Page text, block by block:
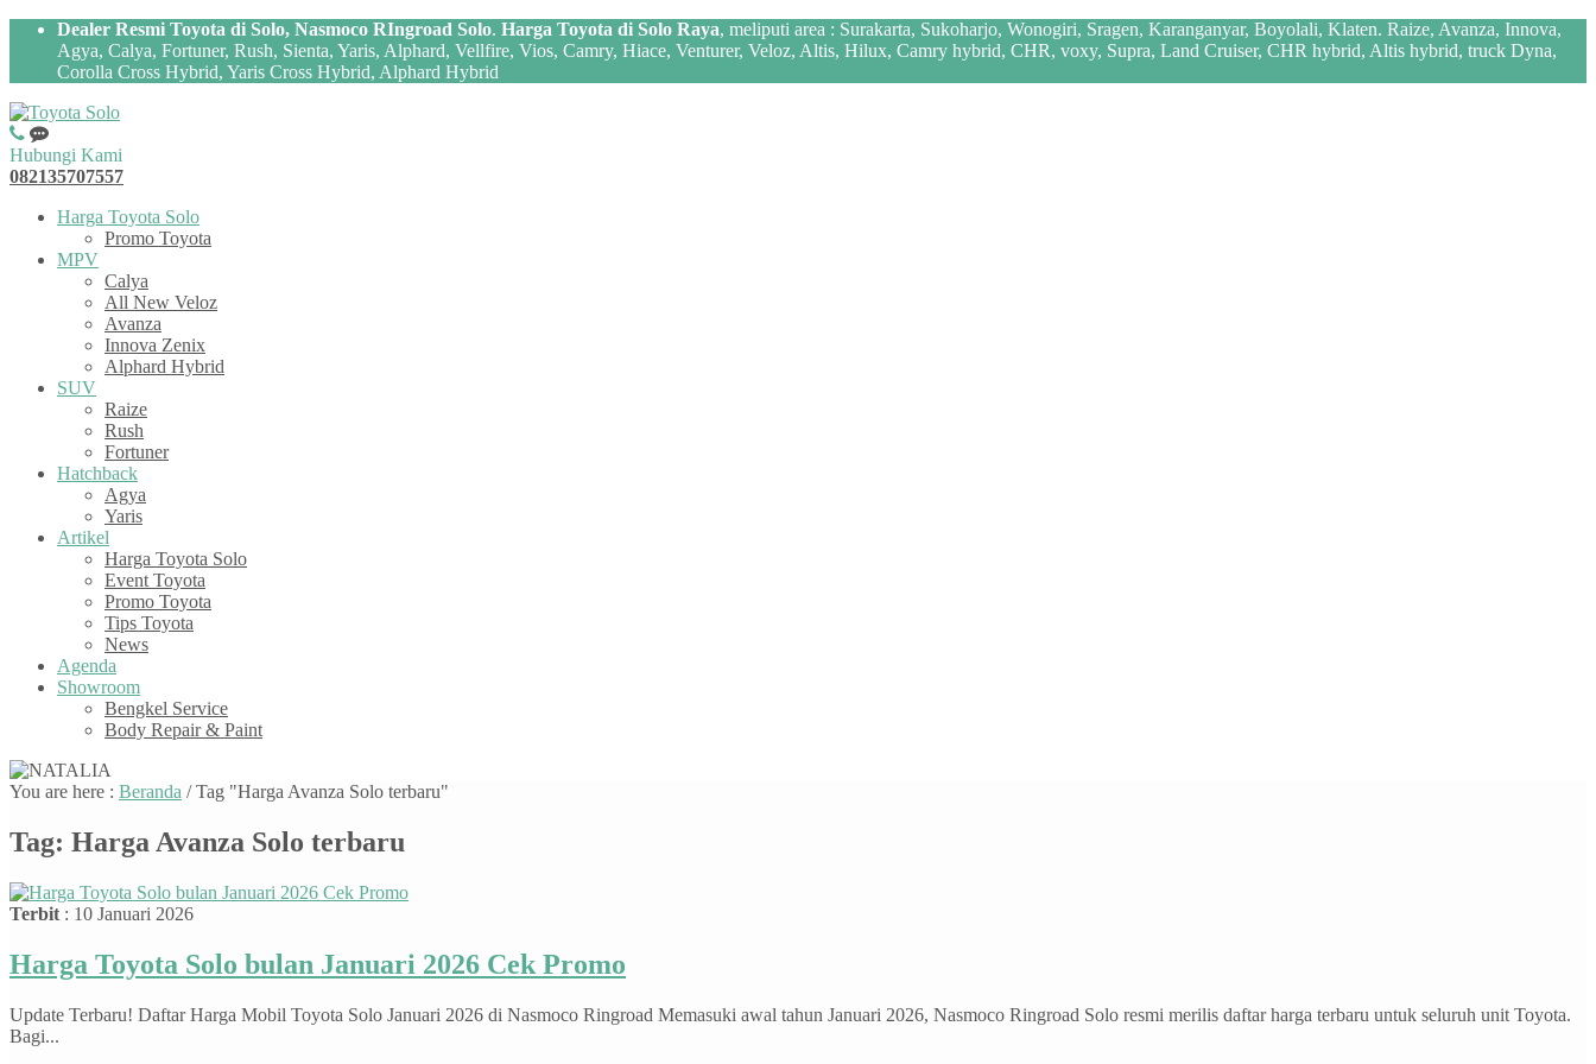
Dealer Resmi Toyota di Solo, Nasmoco RIngroad Solo. Harga Toyota di Solo Raya, meliputi area : Surakarta, Sukoharjo, Wonogiri, Sragen, Karanganyar, Boyolali, Klaten. Raize, Avanza, Innova,
Agya, Calya, Fortuner, Rush, Sienta, Yaris, Alphard, Vellfire, Vios, Camry, Hiace, Venturer, Veloz, Altis, Hilux, Camry hybrid, CHR, voxy, Supra, Land Cruiser, CHR hybrid, Altis hybrid, truck Dyna,
Corolla Cross Hybrid, Yaris Cross Hybrid, Alphard Hybrid
Hubungi Kami
082135707557
Harga Toyota Solo
Promo Toyota
MPV
Calya
All New Veloz
Avanza
Innova Zenix
Alphard Hybrid
SUV
Raize
Rush
Fortuner
Hatchback
Agya
Yaris
Artikel
Harga Toyota Solo
Event Toyota
Promo Toyota
Tips Toyota
News
Agenda
Showroom
Bengkel Service
Body Repair & Paint
You are here : Beranda /Tag "Harga Avanza Solo terbaru"
Tag: Harga Avanza Solo terbaru
Terbit : 10 Januari 2026
Harga Toyota Solo bulan Januari 2026 Cek Promo
Update Terbaru! Daftar Harga Mobil Toyota Solo Januari 2026 di Nasmoco Ringroad Memasuki awal tahun Januari 2026, Nasmoco Ringroad Solo resmi merilis daftar harga terbaru untuk seluruh unit Toyota.
Bagi...